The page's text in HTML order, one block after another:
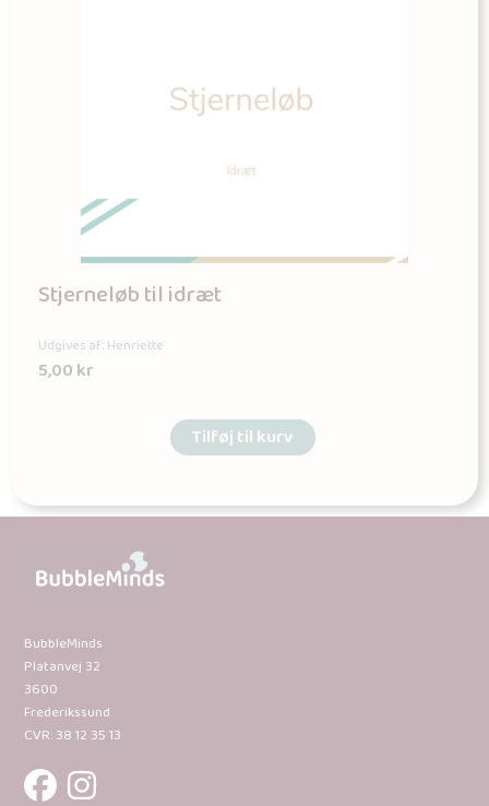
Stjerneløb til idræt
Udgives af: Henriette
5,00kr
Tilføj til kurv
BubbleMinds
Platanvej 32
3600
Frederikssund
CVR: 38 12 35 13